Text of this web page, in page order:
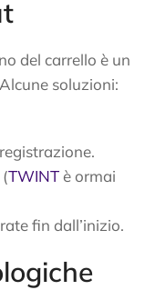
del carrello è un
soluzioni:
(TWINTè ormai
fin dall’inizio.